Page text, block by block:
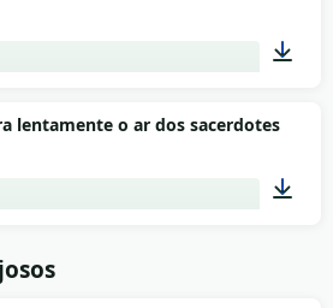
00:03
lentamente o ar dos sacerdotes